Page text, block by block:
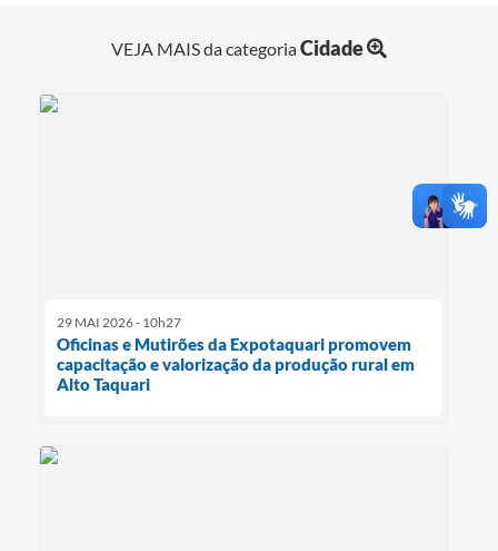
VEJA MAIS da categoriaCidade
29 MAI 2026 - 10h27
Oficinas e Mutirões da Expotaquari promovem
capacitação e valorização da produção rural em
Alto Taquari